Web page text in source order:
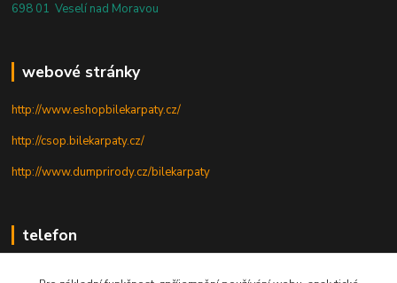
698 01 Veselí nad Moravou
webové stránky
http://www.eshopbilekarpaty.cz/
http://csop.bilekarpaty.cz/
http://www.dumprirody.cz/bilekarpaty
telefon